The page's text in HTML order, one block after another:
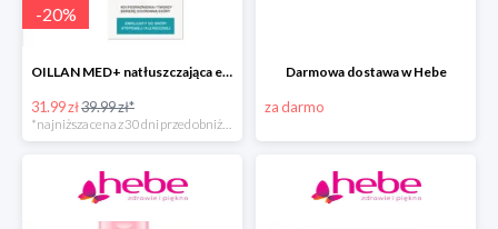
-20%
OILLAN MED+ natłuszczająca emulsja do kąpieli, 500 ml
31.99 zł39.99 zł*
Darmowa dostawa w Hebe
za darmo